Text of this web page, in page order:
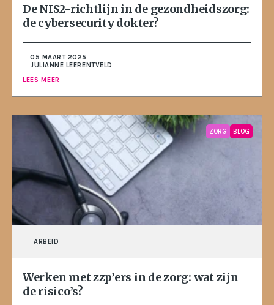
De NIS2-richtlijn in de gezondheidszorg:
de cybersecurity dokter?
05 MAART 2025
JULIANNE LEERENTVELD
LEES MEER
ZORG BLOG
ARBEID
Werken met zzp’ers in de zorg: wat zijn
de risico’s?